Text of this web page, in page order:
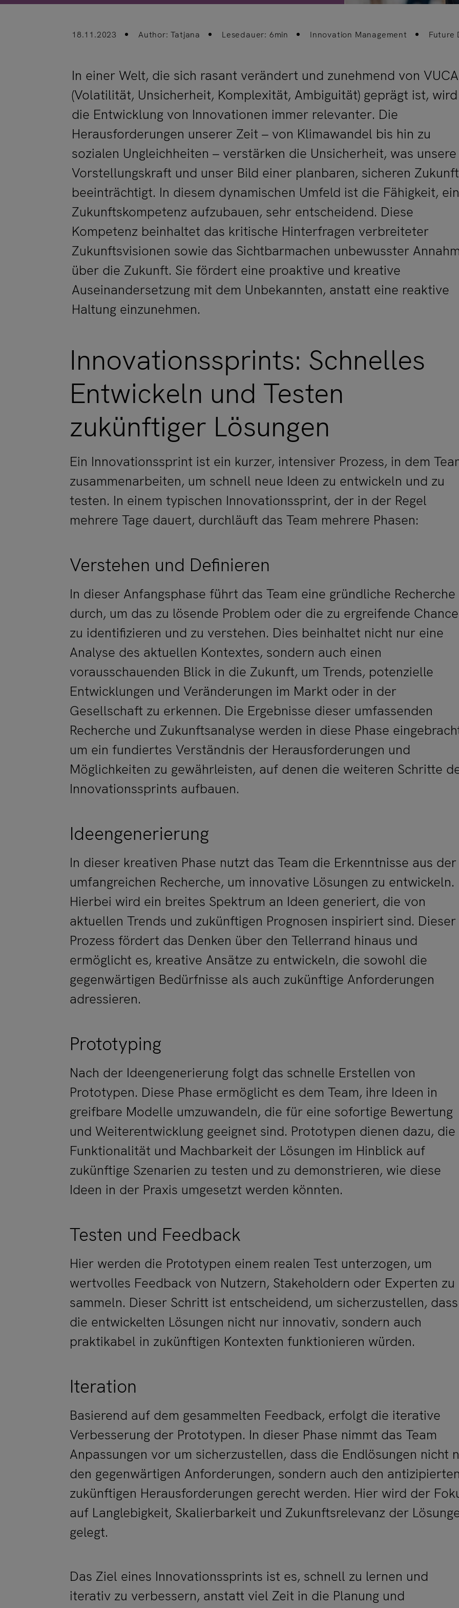
18.11.2023 Author: Tatjana Lesedauer: 6min Innovation Management Future
In einer Welt, die sich rasant verändert und zunehmend von VUCA
(Volatilität, Unsicherheit, Komplexität, Ambiguität) geprägt ist, wird
die Entwicklung von Innovationen immer relevanter. Die
Herausforderungen unserer Zeit – von Klimawandel bis hin zu
sozialen Ungleichheiten – verstärken die Unsicherheit, was unsere
Vorstellungskraft und unser Bild einer planbaren, sicheren Zukunft
beeinträchtigt. In diesem dynamischen Umfeld ist die Fähigkeit,
Zukunftskompetenz aufzubauen, sehr entscheidend. Diese
Kompetenz beinhaltet das kritische Hinterfragen verbreiteter
Zukunftsvisionen sowie das Sichtbarmachen unbewusster
über die Zukunft. Sie fördert eine proaktive und kreative
Auseinandersetzung mit dem Unbekannten, anstatt eine reaktive
Haltung einzunehmen.
Innovationssprints: Schnelles
Entwickeln und Testen
zukünftiger Lösungen
Ein Innovationssprint ist ein kurzer, intensiver Prozess, in dem
zusammenarbeiten, um schnell neue Ideen zu entwickeln und zu
testen. In einem typischen Innovationssprint, der in der Regel
mehrere Tage dauert, durchläuft das Team mehrere Phasen:
Verstehen und Definieren
In dieser Anfangsphase führt das Team eine gründliche Recherche
durch, um das zu lösende Problem oder die zu ergreifende Chance
zu identifizieren und zu verstehen. Dies beinhaltet nicht nur eine
Analyse des aktuellen Kontextes, sondern auch einen
vorausschauenden Blick in die Zukunft, um Trends, potenzielle
Entwicklungen und Veränderungen im Markt oder in der
Gesellschaft zu erkennen. Die Ergebnisse dieser umfassenden
Recherche und Zukunftsanalyse werden in diese Phase
um ein fundiertes Verständnis der Herausforderungen und
Möglichkeiten zu gewährleisten, auf denen die weiteren Schritte
Innovationssprints aufbauen.
Ideengenerierung
In dieser kreativen Phase nutzt das Team die Erkenntnisse aus der
umfangreichen Recherche, um innovative Lösungen zu entwickeln.
Hierbei wird ein breites Spektrum an Ideen generiert, die von
aktuellen Trends und zukünftigen Prognosen inspiriert sind. Dieser
Prozess fördert das Denken über den Tellerrand hinaus und
ermöglicht es, kreative Ansätze zu entwickeln, die sowohl die
gegenwärtigen Bedürfnisse als auch zukünftige Anforderungen
adressieren.
Prototyping
Nach der Ideengenerierung folgt das schnelle Erstellen von
Prototypen. Diese Phase ermöglicht es dem Team, ihre Ideen in
greifbare Modelle umzuwandeln, die für eine sofortige Bewertung
und Weiterentwicklung geeignet sind. Prototypen dienen dazu, die
Funktionalität und Machbarkeit der Lösungen im Hinblick auf
zukünftige Szenarien zu testen und zu demonstrieren, wie diese
Ideen in der Praxis umgesetzt werden könnten.
Testen und Feedback
Hier werden die Prototypen einem realen Test unterzogen, um
wertvolles Feedback von Nutzern, Stakeholdern oder Experten zu
sammeln. Dieser Schritt ist entscheidend, um sicherzustellen, dass
die entwickelten Lösungen nicht nur innovativ, sondern auch
praktikabel in zukünftigen Kontexten funktionieren würden.
Iteration
Basierend auf dem gesammelten Feedback, erfolgt die iterative
Verbesserung der Prototypen. In dieser Phase nimmt das Team
Anpassungen vor um sicherzustellen, dass die Endlösungen nicht
den gegenwärtigen Anforderungen, sondern auch den
zukünftigen Herausforderungen gerecht werden. Hier wird der
auf Langlebigkeit, Skalierbarkeit und Zukunftsrelevanz der
gelegt.
Das Ziel eines Innovationssprints ist es, schnell zu lernen und
iterativ zu verbessern, anstatt viel Zeit in die Planung und